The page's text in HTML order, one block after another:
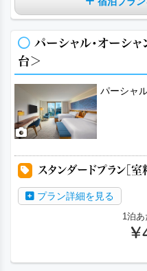
パーシャル・オーシ
台＞
パーシャ
スタンダードプラン［室
プラン詳細を見る
1泊